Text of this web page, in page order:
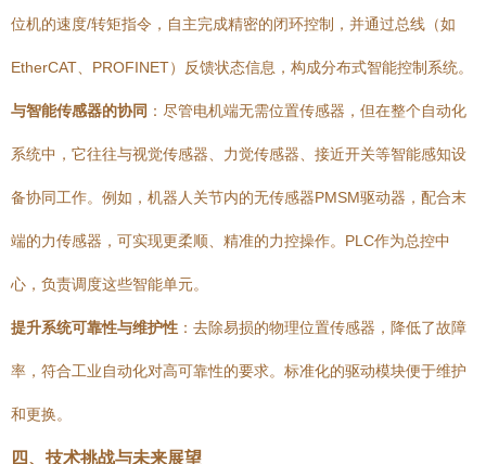
位机的速度/转矩指令，自主完成精密的闭环控制，并通过总线（如
EtherCAT、PROFINET）反馈状态信息，构成分布式智能控制系统。
与智能传感器的协同 ：尽管电机端无需位置传感器，但在整个自动化
系统中，它往往与视觉传感器、力觉传感器、接近开关等智能感知设
备协同工作。例如，机器人关节内的无传感器PMSM驱动器，配合末
端的力传感器，可实现更柔顺、精准的力控操作。PLC作为总控中
心，负责调度这些智能单元。
提升系统可靠性与维护性 ：去除易损的物理位置传感器，降低了故障
率，符合工业自动化对高可靠性的要求。标准化的驱动模块便于维护
和更换。
四、技术挑战与未来展望